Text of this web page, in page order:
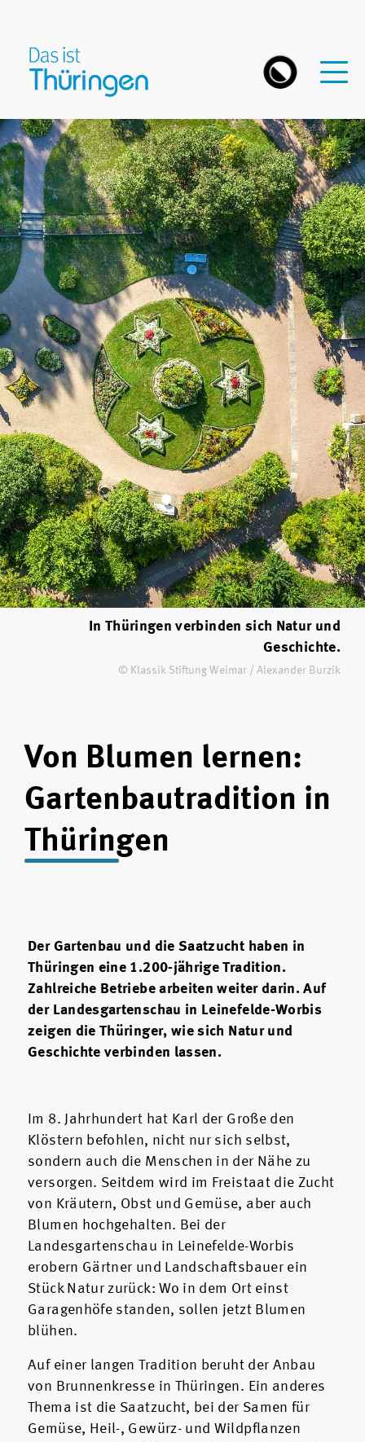
In Thüringen verbinden sich Natur und
Geschichte.
© Klassik Stiftung Weimar / Alexander Burzik
Von Blumen lernen:
Gartenbautradition in
Thüringen
Der Gartenbau und die Saatzucht haben in
Thüringen eine 1.200-jährige Tradition.
Zahlreiche Betriebe arbeiten weiter darin. Auf
der Landesgartenschau in Leinefelde-Worbis
zeigen die Thüringer, wie sich Natur und
Geschichte verbinden lassen.
Im 8. Jahrhundert hat Karl der Große den
Klöstern befohlen, nicht nur sich selbst,
sondern auch die Menschen in der Nähe zu
versorgen. Seitdem wird im Freistaat die Zucht
von Kräutern, Obst und Gemüse, aber auch
Blumen hochgehalten. Bei der
Landesgartenschau in Leinefelde-Worbis
erobern Gärtner und Landschaftsbauer ein
Stück Natur zurück: Wo in dem Ort einst
Garagenhöfe standen, sollen jetzt Blumen
blühen.
Auf einer langen Tradition beruht der Anbau
von Brunnenkresse in Thüringen. Ein anderes
Thema ist die Saatzucht, bei der Samen für
Gemüse, Heil-, Gewürz- und Wildpflanzen